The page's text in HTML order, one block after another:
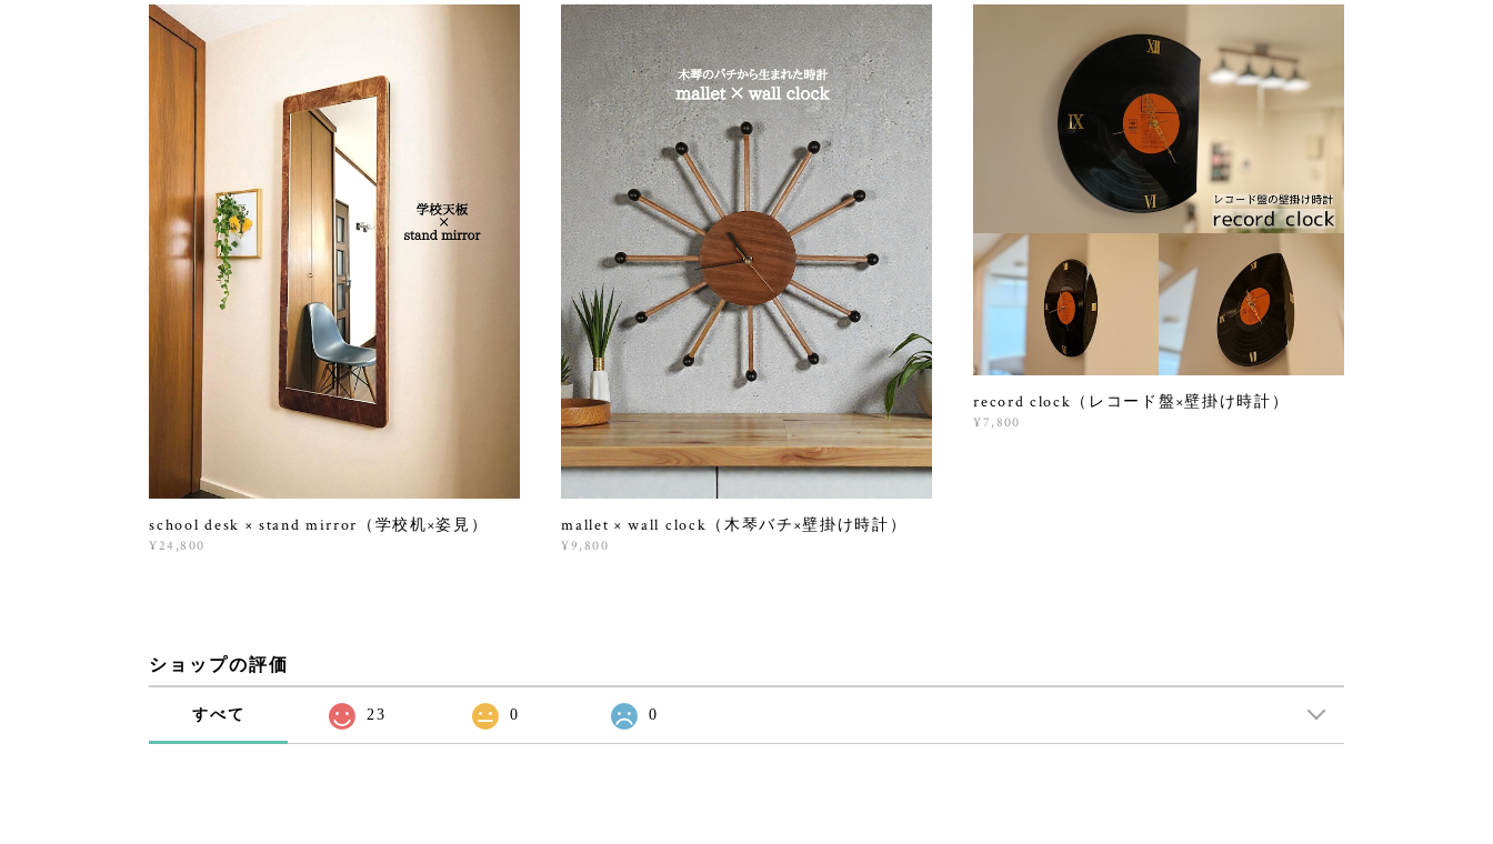
school desk × stand mirror（学校机×姿見）
¥24,800
mallet × wall clock（木琴バチ×壁掛け時計）
¥9,800
record clock（レコード盤×壁掛け時計）
¥7,800
ショップの評価
すべて 23 0 0